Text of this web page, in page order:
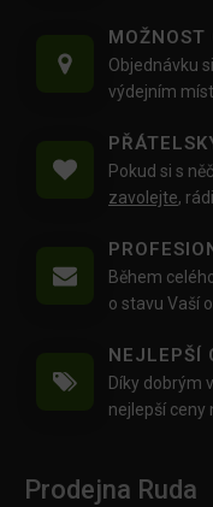
MOŽNOST
Objednávku
výdejním
Pokud si s
zavolejte,
Během
o stavu Vaší
NEJLEPŠÍ
Díky dobrým
nejlepší ceny
Prodejna Ruda